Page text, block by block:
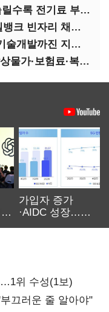
[IB토마토]현대제철, 전기로 늘릴수록 전기료 부담…저탄소 전환의 역설
[IB토마토]HD현대중공업, 오일뱅크 빈자리 채웠다…그룹 배당 핵심축 부상
[IB토마토](방산 원가의 덫)③기술개발까진 지원…수출은 각자도생
[IB토마토](경제TOP아보기)밥상물가·보험료·복구비…장마가 내미는 청구서
가입자 증가
·AIDC 성장…
위 수성(1보)
끄러운 줄 알아야"